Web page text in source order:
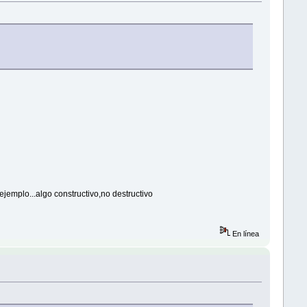
constructivo,no destructivo
En línea